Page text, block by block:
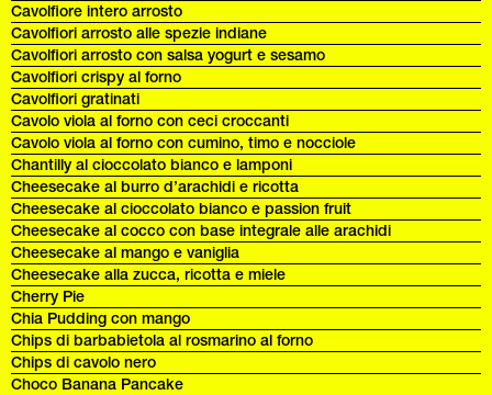
Cavolfiore intero arrosto
Cavolfiori arrosto alle spezie indiane
Cavolfiori arrosto con salsa yogurt e sesamo
Cavolfiori crispy al forno
Cavolfiori gratinati
Cavolo viola al forno con ceci croccanti
Cavolo viola al forno con cumino, timo e nocciole
Chantilly al cioccolato bianco e lamponi
Cheesecake al burro d’arachidi e ricotta
Cheesecake al cioccolato bianco e passion fruit
Cheesecake al cocco con base integrale alle arachidi
Cheesecake al mango e vaniglia
Cheesecake alla zucca, ricotta e miele
Cherry Pie
Chia Pudding con mango
Chips di barbabietola al rosmarino al forno
Chips di cavolo nero
Choco Banana Pancake